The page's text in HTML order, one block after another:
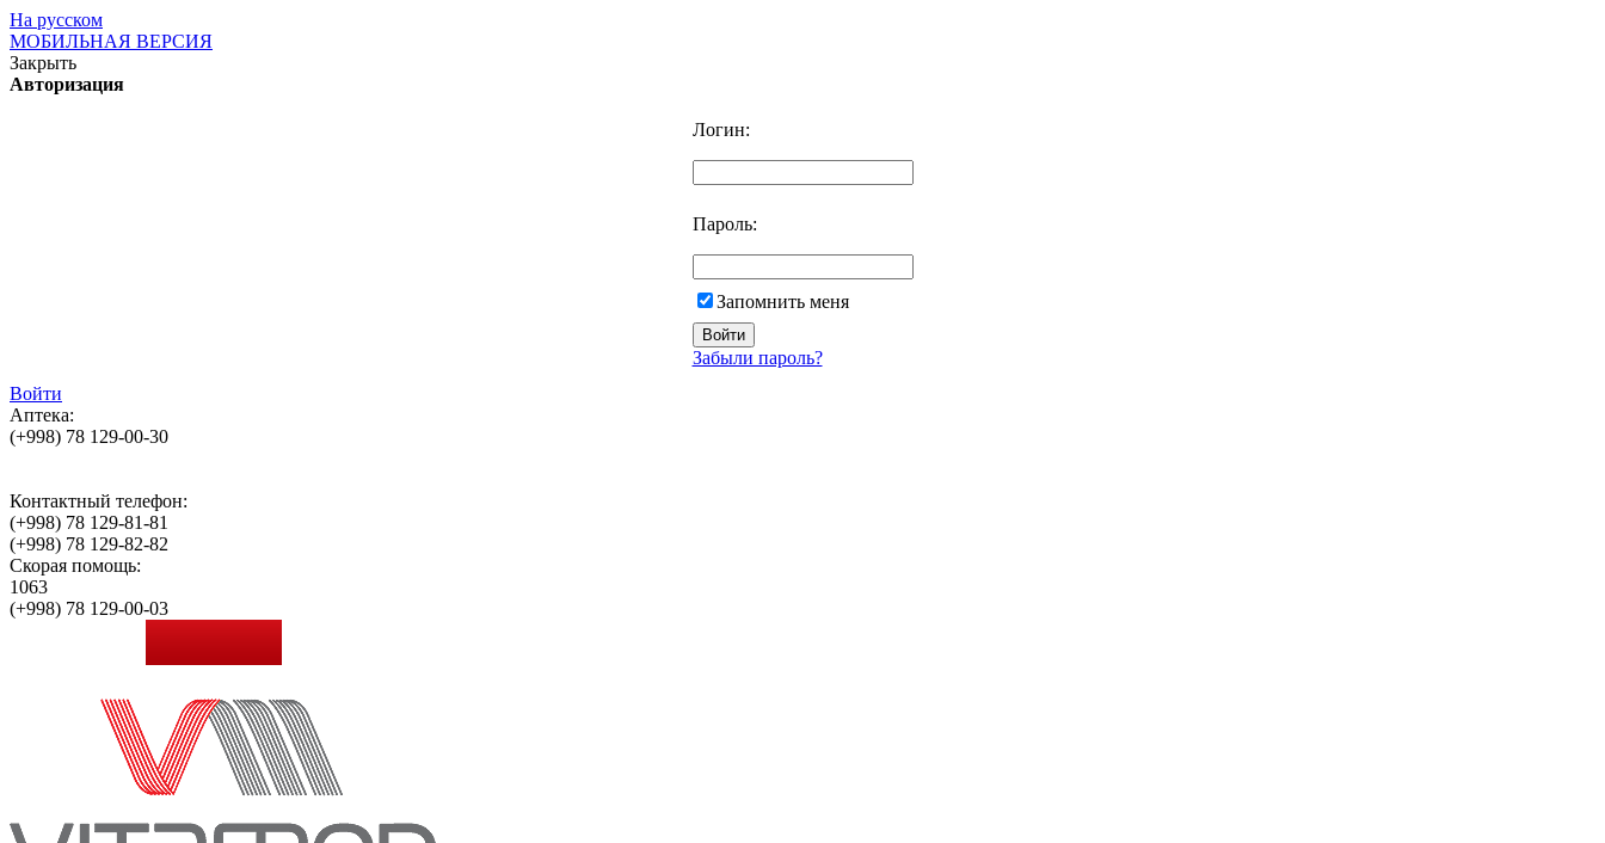
На русском
МОБИЛЬНАЯ ВЕРСИЯ
Закрыть
Авторизация
Логин:
Пароль:
Запомнить меня
Забыли пароль?
Войти
Аптека:
(+998) 78 129-00-30
Контактный телефон:
(+998) 78 129-81-81
(+998) 78 129-82-82
Скорая помощь:
1063
(+998) 78 129-00-03